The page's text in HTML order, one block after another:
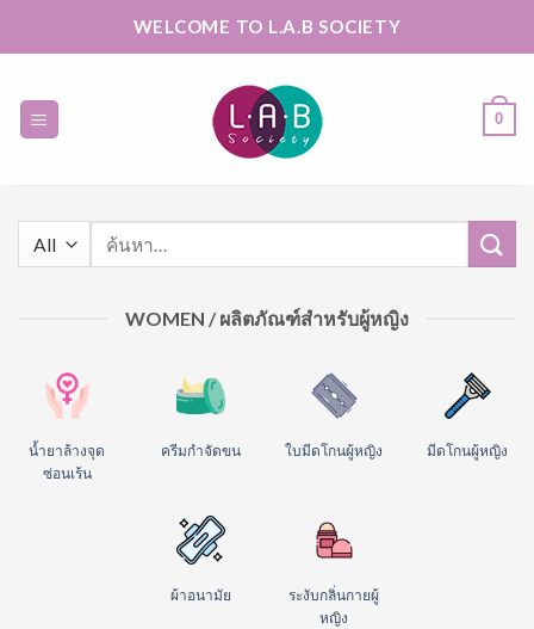
WELCOME TO L.A.B SOCIETY
0
ค้นหา:
WOMEN / ผลิตภัณฑ์สำหรับผู้หญิง
น้ำยาล้างจุด
ซ่อนเร้น
ครีมกำจัดขน ใบมีดโกนผู้หญิง มีดโกนผู้หญิง
ผ้าอนามัย
ระงับกลิ่นกายผู้
หญิง